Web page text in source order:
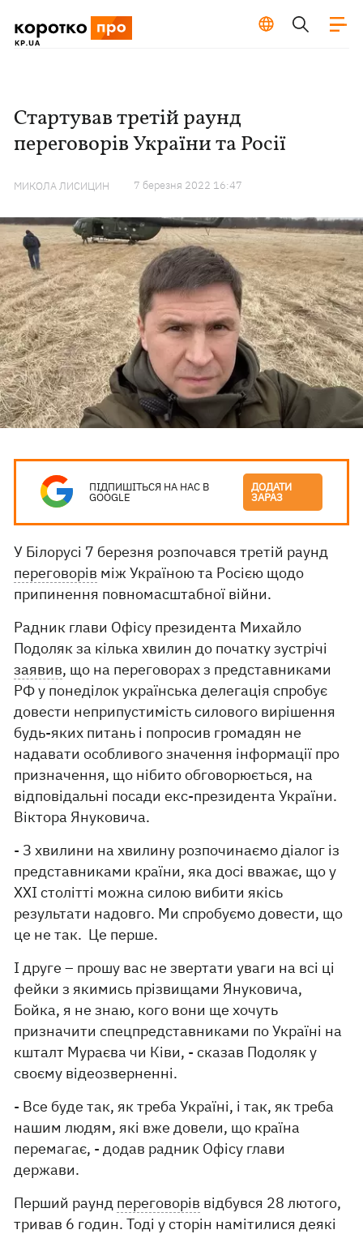
Стартував третій раунд
переговорів України та Росії
МИКОЛА ЛИСИЦИН 7 березня 2022 16:47
ПІДПИШІТЬСЯ НА НАС В
GOOGLE
ДОДАТИ
ЗАРАЗ
У Білорусі 7 березня розпочався третій раунд
переговорів між Україною та Росією щодо
припинення повномасштабної війни.
Радник глави Офісу президента Михайло
Подоляк за кілька хвилин до початку зустрічі
заявив, що на переговорах з представниками
РФ у понеділок українська делегація спробує
довести неприпустимість силового вирішення
будь-яких питань і попросив громадян не
надавати особливого значення інформації про
призначення, що нібито обговорюється, на
відповідальні посади екс-президента України.
Віктора Януковича.
- З хвилини на хвилину розпочинаємо діалог із
представниками країни, яка досі вважає, що у
XXI столітті можна силою вибити якісь
результати надовго. Ми спробуємо довести, що
це не так. Це перше.
І друге – прошу вас не звертати уваги на всі ці
фейки з якимись прізвищами Януковича,
Бойка, я не знаю, кого вони ще хочуть
призначити спецпредставниками по Україні на
кшталт Мураєва чи Ківи, - сказав Подоляк у
своєму відеозверненні.
- Все буде так, як треба Україні, і так, як треба
нашим людям, які вже довели, що країна
перемагає, - додав радник Офісу глави
держави.
Перший раунд переговорів відбувся 28 лютого,
тривав 6 годин. Тоді у сторін намітилися деякі